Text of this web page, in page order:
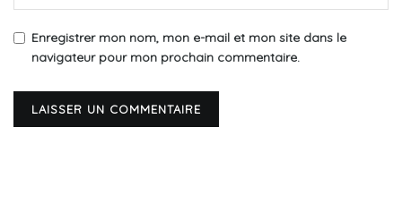
Enregistrer mon nom, mon e-mail et mon site dans le
navigateur pour mon prochain commentaire.